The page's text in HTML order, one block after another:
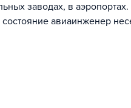
заводах, в
авиаинженер